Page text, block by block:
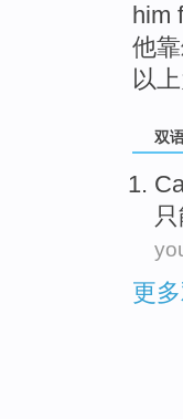
him
他靠
以
双
更